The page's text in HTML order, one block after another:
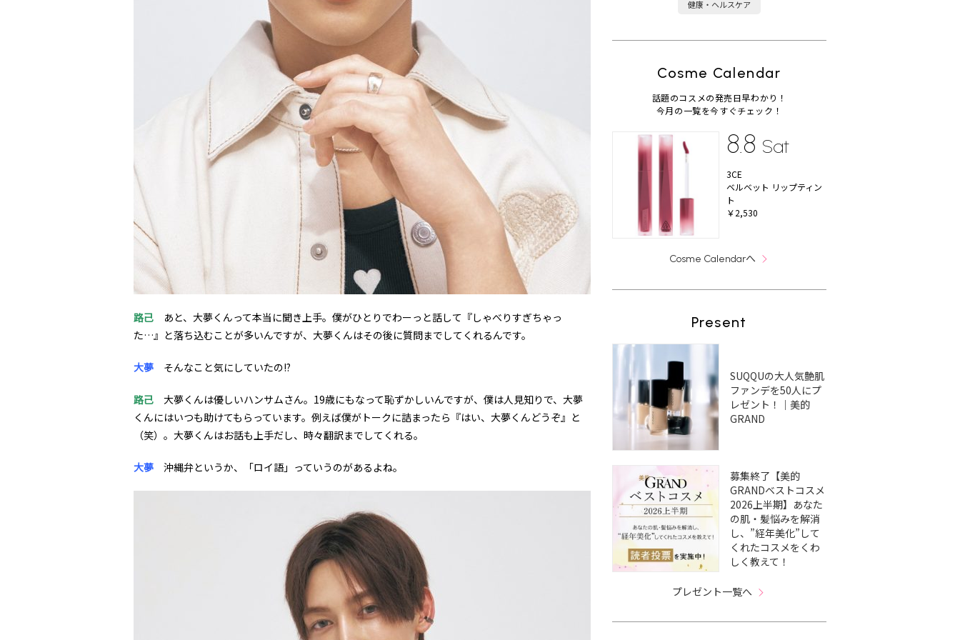
路己 あと、大夢くんって本当に聞き上手。僕がひとりでわーっと話して『しゃべりすぎちゃっ
た…』と落ち込むことが多いんですが、大夢くんはその後に質問までしてくれるんです。
大夢 そんなこと気にしていたの!?
路己 大夢くんは優しいハンサムさん。19歳にもなって恥ずかしいんですが、僕は人見知りで、大夢
くんにはいつも助けてもらっています。例えば僕がトークに詰まったら『はい、大夢くんどうぞ』と
（笑）。大夢くんはお話も上手だし、時々翻訳までしてくれる。
大夢 沖縄弁というか、「ロイ語」っていうのがあるよね。
健康・ヘルスケア
Cosme Calendar
話題のコスメの発売日早わかり！
今月の一覧を今すぐチェック！
8.8 Sat
3CE
ベルベット リップティン
ト
￥2,530
Cosme Calendarへ
Present
SUQQUの大人気艶肌
ファンデを50人にプ
レゼント！｜美的
GRAND
募集終了【美的
GRANDベストコスメ
2026上半期】あなた
の肌・髪悩みを解消
し、”経年美化”して
くれたコスメをくわ
しく教えて！
プレゼント一覧へ